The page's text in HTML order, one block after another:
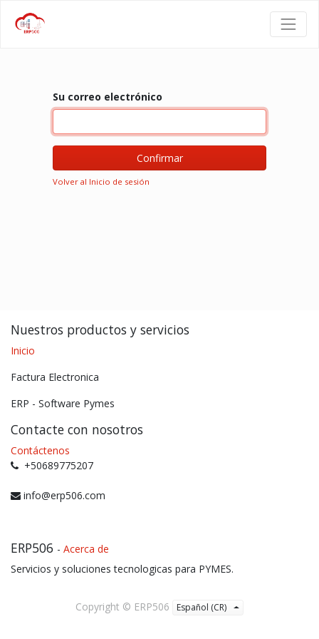
Su correo electrónico
Confirmar
Volver al Inicio de sesión
Nuestros productos y servicios
Inicio
Factura Electronica
ERP - Software Pymes
Contacte con nosotros
Contáctenos
+50689775207
info@erp506.com
ERP506 - Acerca de
Servicios y soluciones tecnologicas para PYMES.
Copyright © ERP506 Español (CR)